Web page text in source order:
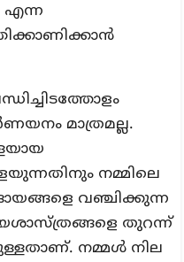
എന്ന
മാത്രമല്ല.
നമ്മിലെ
വഞ്ചിക്കുന്ന
തുറന്ന്
നമ്മൾ നില